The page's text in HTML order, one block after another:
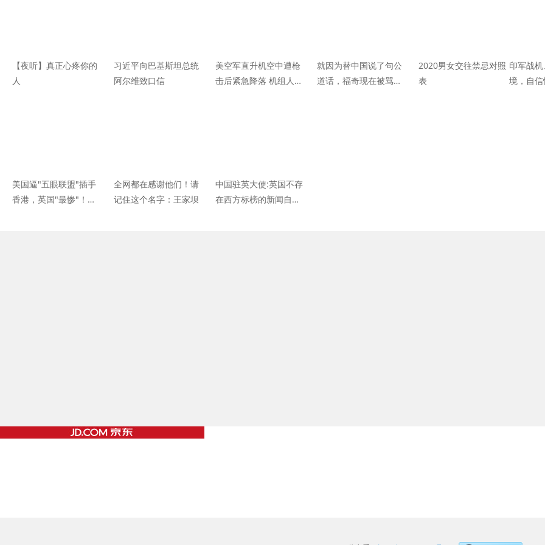
【夜听】真正心疼你的
人
习近平向巴基斯坦总统
阿尔维致口信
美空军直升机空中遭枪
击后紧急降落 机组人员
就因为替中国说了句公
道话，福奇现在被骂惨
2020男女交往禁忌对照
表
印军战
境，自
美国逼"五眼联盟"插手
香港，英国"最惨"！欧
全网都在感谢他们！请
记住这个名字：王家坝
中国驻英大使:英国不存
在西方标榜的新闻自由,